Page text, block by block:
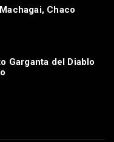
Chaco
Garganta del Diablo